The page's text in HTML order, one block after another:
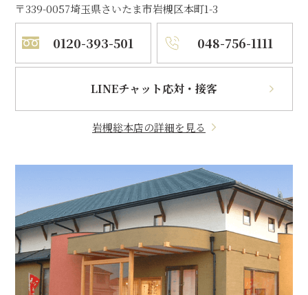
〒339-0057埼玉県さいたま市岩槻区本町1-3
0120-393-501 048-756-1111
LINEチャット応対・接客
岩槻総本店の詳細を見る